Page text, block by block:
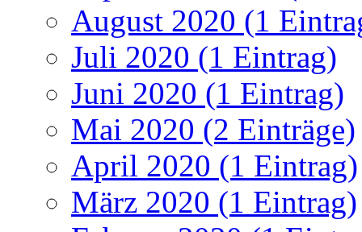
August 2020 (1
Juli 2020 (1 Eintrag)
Juni 2020 (1 Eintrag)
Mai 2020 (2 Einträge)
April 2020 (1 Eintrag)
März 2020 (1 Eintrag)